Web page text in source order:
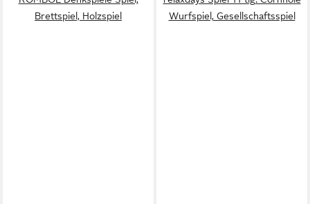
Brettspiel, Holzspiel
Wurfspiel, Gesellschaftsspiel